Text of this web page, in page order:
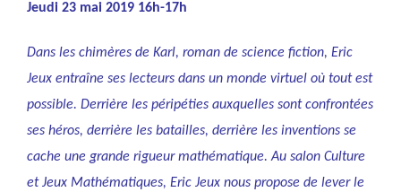
Jeudi 23 mai 2019 16h-17h
Dans les chimères de Karl, roman de science fiction, Eric
Jeux entraîne ses lecteurs dans un monde virtuel où tout est
possible. Derrière les péripéties auxquelles sont confrontées
ses héros, derrière les batailles, derrière les inventions se
cache une grande rigueur mathématique. Au salon Culture
et Jeux Mathématiques, Eric Jeux nous propose de lever le